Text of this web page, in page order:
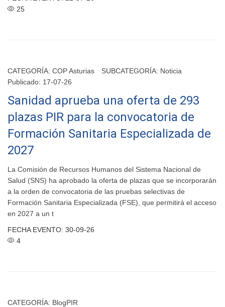
25
CATEGORÍA: COP Asturias SUBCATEGORÍA: Noticia
Publicado: 17-07-26
Sanidad aprueba una oferta de 293
plazas PIR para la convocatoria de
Formación Sanitaria Especializada de
2027
La Comisión de Recursos Humanos del Sistema Nacional de
Salud (SNS) ha aprobado la oferta de plazas que se incorporarán
a la orden de convocatoria de las pruebas selectivas de
Formación Sanitaria Especializada (FSE), que permitirá el acceso
en 2027 a un t
FECHA EVENTO: 30-09-26
4
CATEGORÍA: BlogPIR